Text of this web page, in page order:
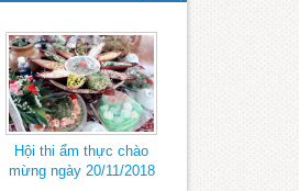
Hội thi ẩm thực chào
mừng ngày 20/11/2018